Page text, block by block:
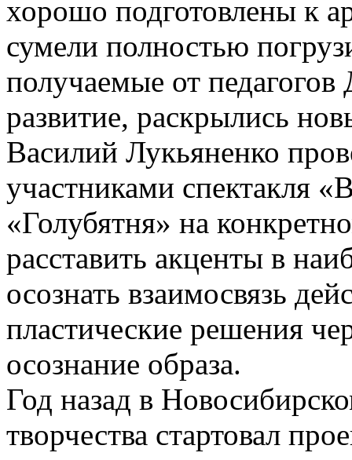
хорошо подготовлены к
сумели полностью
получаемые от
развитие, раскрылись
Василий Лукьяненко
участниками спектакля
«Голубятня» на
расставить акценты в
осознать взаимосвязь
пластические решения
осознание образа.
Год назад в
творчества стартовал